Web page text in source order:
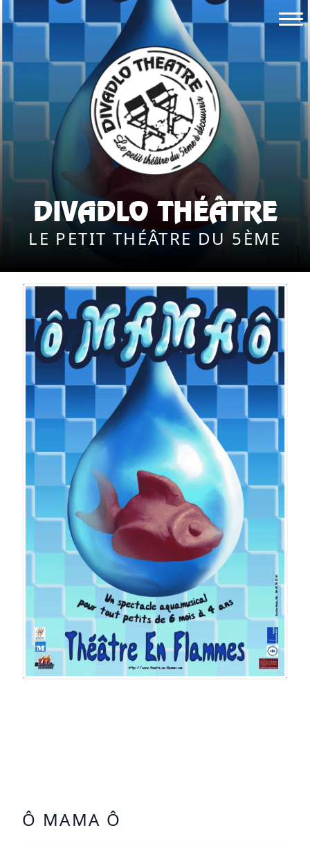
DIVADLO THÉÂTRE
LE PETIT THÉÂTRE DU 5ÈME
Ô MAMA Ô